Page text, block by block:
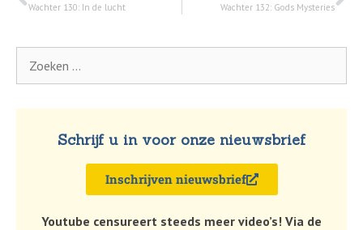
Wachter 130: In de lucht Wachter 132: Gods Mysteries
Schrijf u in voor onze nieuwsbrief
Inschrijven nieuwsbrief
Youtube censureert steeds meer video’s! Via de